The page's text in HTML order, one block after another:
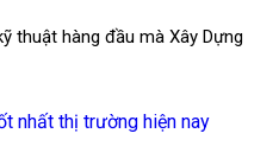
thuật hàng đầu mà Xây Dựng